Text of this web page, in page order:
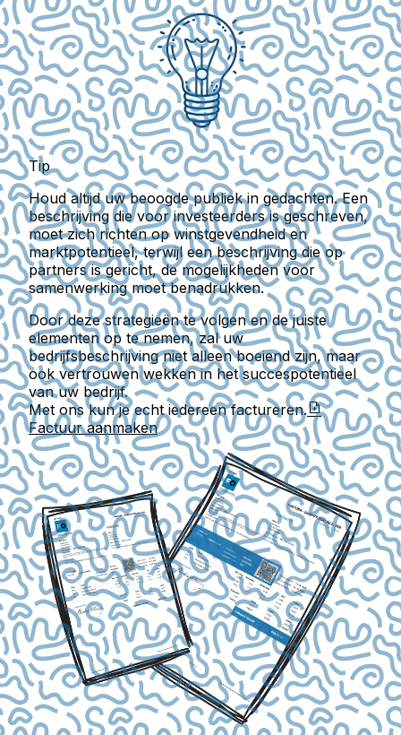
Tip
Houd altijd uw beoogde publiek in gedachten. Een
beschrijving die voor investeerders is geschreven,
moet zich richten op winstgevendheid en
marktpotentieel, terwijl een beschrijving die op
partners is gericht, de mogelijkheden voor
samenwerking moet benadrukken.
Door deze strategieën te volgen en de juiste
elementen op te nemen, zal uw
bedrijfsbeschrijving niet alleen boeiend zijn, maar
ook vertrouwen wekken in het succespotentieel
van uw bedrijf.
Met ons kun je echt iedereen factureren.
Factuur aanmaken